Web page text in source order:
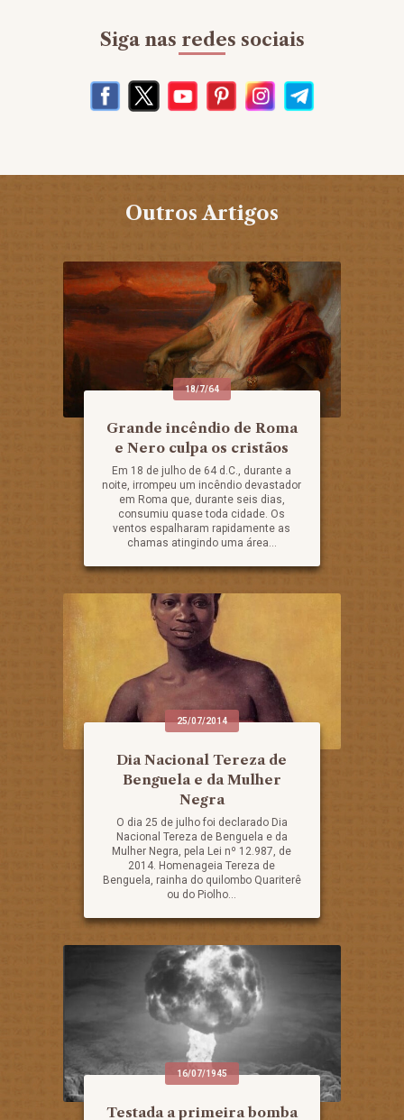
Siga nas redes sociais
Outros Artigos
18/7/64
Grande incêndio de Roma
e Nero culpa os cristãos
Em 18 de julho de 64 d.C., durante a
noite, irrompeu um incêndio devastador
em Roma que, durante seis dias,
consumiu quase toda cidade. Os
ventos espalharam rapidamente as
chamas atingindo uma área...
25/07/2014
Dia Nacional Tereza de
Benguela e da Mulher
Negra
O dia 25 de julho foi declarado Dia
Nacional Tereza de Benguela e da
Mulher Negra, pela Lei nº 12.987, de
2014. Homenageia Tereza de
Benguela, rainha do quilombo Quariterê
ou do Piolho...
16/07/1945
Testada a primeira bomba